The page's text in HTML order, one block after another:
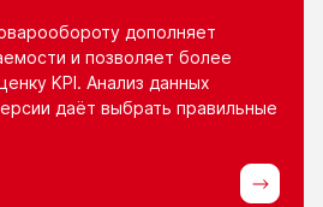
дополняет
и позволяет более
KPI. Анализ данных
даёт выбрать правильные